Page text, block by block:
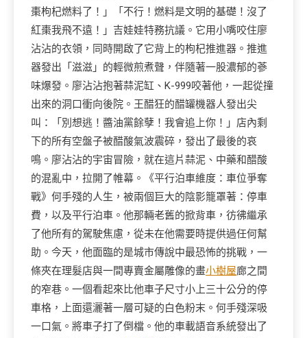
棗枸杞燃料了！」「不行！燃料是文明的基礎！沒了
紅棗我飛不遠！」吉娃娃特務抗議。它用小嘴咬住廖
沾沾的衣領，同時開啟了它背上的枸杞推進器。推進
器發出「滋滋」的輕微煎煮聲，伴隨著一股濃郁的蔘
味爆發。廖沾沾抱著蒜泥缸、K-999咬著他，一起從撞
出來的洞口衝向後院。王醋狂的醋罐機器人發出尖
叫：「別想逃！醬油黨餘孽！我會追上你！」店內剩
下的所有空盤子被醋酸氣波震碎，發出了最後的哀
鳴。廖沾沾的宇宙冒險，就在這片蒜泥、中藥和醋酸
的混亂中，拉開了帷幕。《平行泊車維度：車位爭奪
戰》何手殘的人生，被兩個巨大的陰影籠罩著：停車
費，以及平行泊車。他那輛老舊的掀背車，彷彿繼承
了他所有的駕駛焦慮，從未在他需要時提供過任何幫
助。今天，他面臨的是城市傳說中最恐怖的挑戰，一
條夾在理髮店與一間專賣金屬雕像的畫小樹屋廊之間
的窄巷。一個看起來比他車子尺寸小上三十公分的停
車格，上面還灑著一層可疑的白色粉末。何手殘深吸
一口氣。將車子打了倒檔。他的車載語音系統發出了